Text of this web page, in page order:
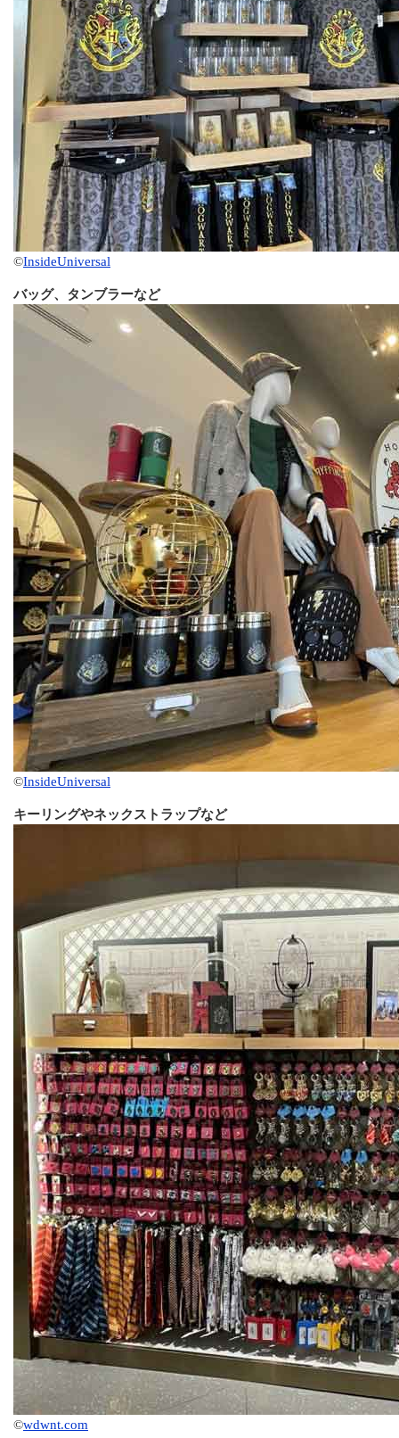
©InsideUniversal
バッグ、タンブラーなど
©InsideUniversal
キーリングやネックストラップなど
©wdwnt.com